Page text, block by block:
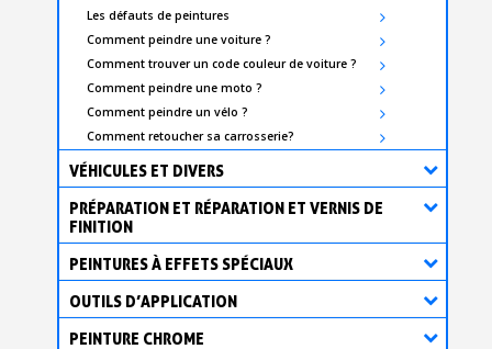
Les défauts de peintures
Comment peindre une voiture ?
Comment trouver un code couleur de voiture ?
Comment peindre une moto ?
Comment peindre un vélo ?
Comment retoucher sa carrosserie?
VÉHICULES ET DIVERS
PRÉPARATION ET RÉPARATION ET VERNIS DE
FINITION
PEINTURES À EFFETS SPÉCIAUX
OUTILS D’APPLICATION
PEINTURE CHROME